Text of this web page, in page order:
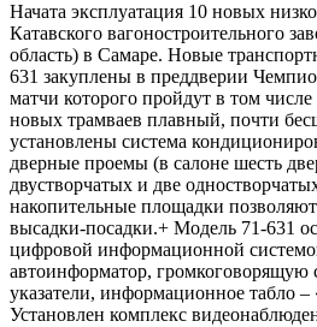
Начата эксплуатация 10 новых
Катавского вагоностроительного
область) в Самаре. Новые
631 закуплены в преддверии
матчи которого пройдут в том
новых трамваев плавный, почти
установлены система
дверные проемы (в салоне шесть
двустворчатых и две
накопительные площадки позволяют
высадки-посадки.+ Модель 71-631
цифровой информационной
автоинформатор, громкоговорящую
указатели, информационное табло
Установлен комплекс